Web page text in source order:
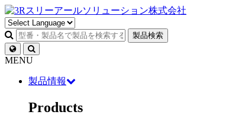
製品検索
MENU
製品情報
Products